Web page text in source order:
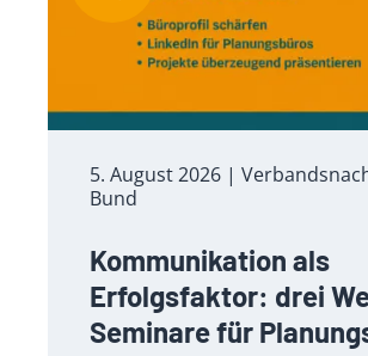
5. August 2026 |
Bund
Kommunikation als
Erfolgsfaktor: drei
Seminare für